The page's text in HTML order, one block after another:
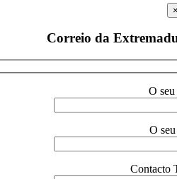
×
Correio da
O
O
Contacto